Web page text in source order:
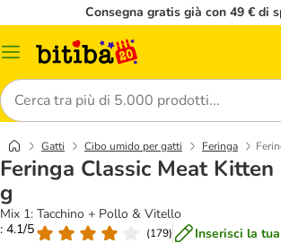
Consegna gratis già con 49 € di
Overview
Cerca
Gatti Cibo umido per gatti Feringa
Feringa Classic Meat
g
Mix 1: Tacchino + Pollo & Vitello
: 4.1/5
(179) Inserisci la